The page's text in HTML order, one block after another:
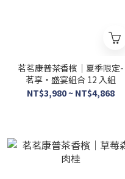
茗茗康普茶香檳｜夏季限定-
茗享・盛宴組合 12 入組
NT$3,980 ~ NT$4,868